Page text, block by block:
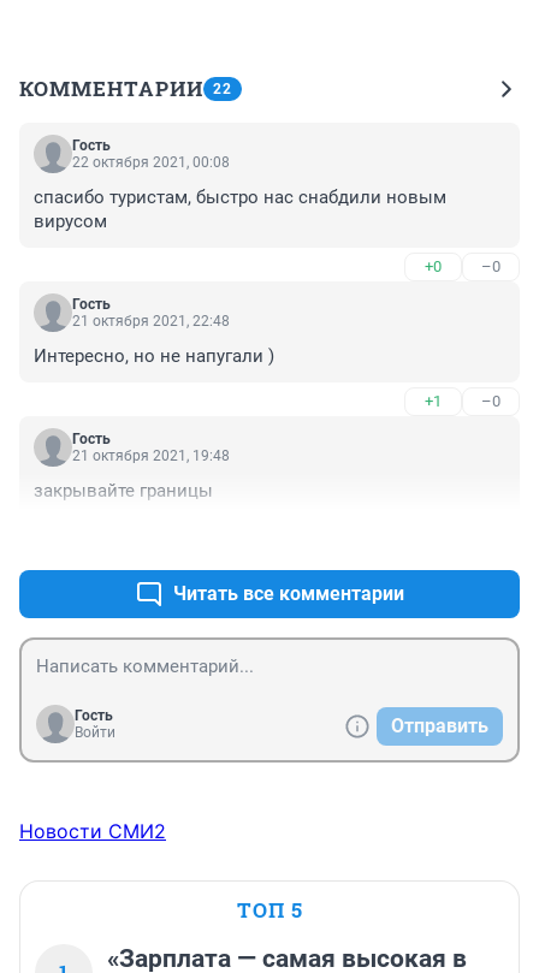
КОММЕНТАРИИ 22
Гость
22 октября 2021, 00:08
спасибо туристам, быстро нас снабдили новым
вирусом
+0 –0
Гость
21 октября 2021, 22:48
Интересно, но не напугали )
+1 –0
Гость
21 октября 2021, 19:48
закрывайте границы
Читать все комментарии
Гость
Войти
Отправить
Новости СМИ2
ТОП 5
«Зарплата — самая высокая в